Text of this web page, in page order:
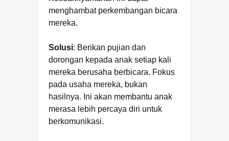
menghambat perkembangan bicara
mereka.
Solusi: Berikan pujian dan
dorongan kepada anak setiap kali
mereka berusaha berbicara. Fokus
pada usaha mereka, bukan
hasilnya. Ini akan membantu anak
merasa lebih percaya diri untuk
berkomunikasi.